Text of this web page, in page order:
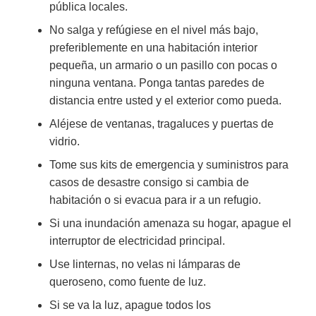
pública locales.
No salga y refúgiese en el nivel más bajo,
preferiblemente en una habitación interior
pequeña, un armario o un pasillo con pocas o
ninguna ventana. Ponga tantas paredes de
distancia entre usted y el exterior como pueda.
Aléjese de ventanas, tragaluces y puertas de
vidrio.
Tome sus kits de emergencia y suministros para
casos de desastre consigo si cambia de
habitación o si evacua para ir a un refugio.
Si una inundación amenaza su hogar, apague el
interruptor de electricidad principal.
Use linternas, no velas ni lámparas de
queroseno, como fuente de luz.
Si se va la luz, apague todos los